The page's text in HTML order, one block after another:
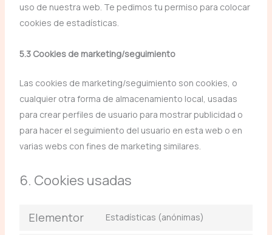
uso de nuestra web. Te pedimos tu permiso para colocar
cookies de estadísticas.
5.3 Cookies de marketing/seguimiento
Las cookies de marketing/seguimiento son cookies, o
cualquier otra forma de almacenamiento local, usadas
para crear perfiles de usuario para mostrar publicidad o
para hacer el seguimiento del usuario en esta web o en
varias webs con fines de marketing similares.
6. Cookies usadas
Elementor Estadísticas (anónimas)